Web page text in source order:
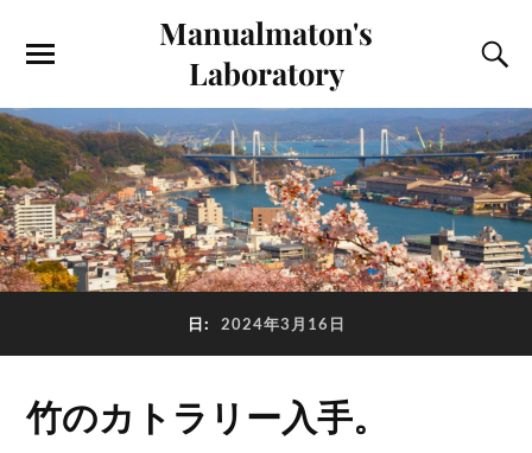
Manualmaton's
Laboratory
日: 2024年3月16日
竹のカトラリー入手。